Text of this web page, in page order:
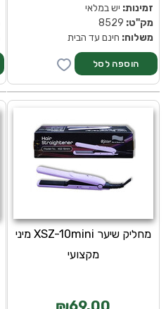
זמינות: יש במלאי
מק''ט:
משלוח: חינם עד הבית
מחליק שיער XSZ-10mini מיני
מקצועי